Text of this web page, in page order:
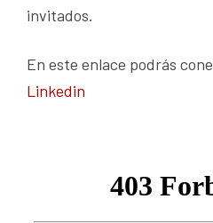
invitados.
En este enlace podrás
Linkedin